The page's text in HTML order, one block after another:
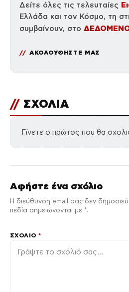
Δείτε όλες τις τελευταίες
Ελλάδα και τον Κόσμο, τη
συμβαίνουν, στο
ΑΚΟΛΟΥΘΗΣΤΕ ΜΑΣ
// ΣΧΟΛΙΑ
Γίνετε ο πρώτος που θα
Αφήστε ένα σχόλιο
Η διεύθυνση email σας δεν
πεδία σημειώνονται με *.
ΣΧΌΛΙΟ*